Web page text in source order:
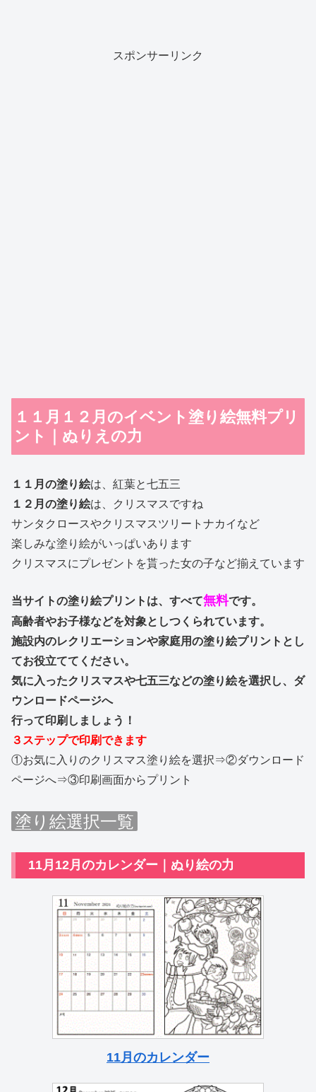
スポンサーリンク
１１月１２月のイベント塗り絵無料プリ
ント｜ぬりえの力
１１月の塗り絵は、紅葉と七五三
１２月の塗り絵は、クリスマスですね
サンタクロースやクリスマスツリートナカイなど
楽しみな塗り絵がいっぱいあります
クリスマスにプレゼントを貰った女の子など揃えています
当サイトの塗り絵プリントは、すべて無料です。
高齢者やお子様などを対象としつくられています。
施設内のレクリエーションや家庭用の塗り絵プリントとし
てお役立ててください。
気に入ったクリスマスや七五三などの塗り絵を選択し、ダ
ウンロードページへ
行って印刷しましょう！
３ステップで印刷できます
①お気に入りのクリスマス塗り絵を選択⇒②ダウンロード
ページへ⇒③印刷画面からプリント
塗り絵選択一覧
11月12月のカレンダー｜ぬり絵の力
11月のカレンダー